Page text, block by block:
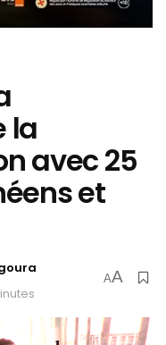
la
avec 25
et
AA